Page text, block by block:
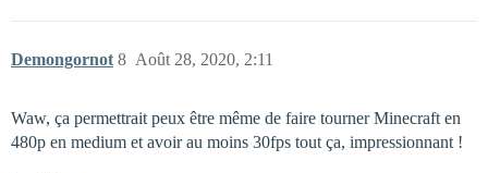
Demongornot Août 28, 2020, 2:11
8
Waw, ça permettrait peux être même de faire tourner Minecraft en
480p en medium et avoir au moins 30fps tout ça, impressionnant !